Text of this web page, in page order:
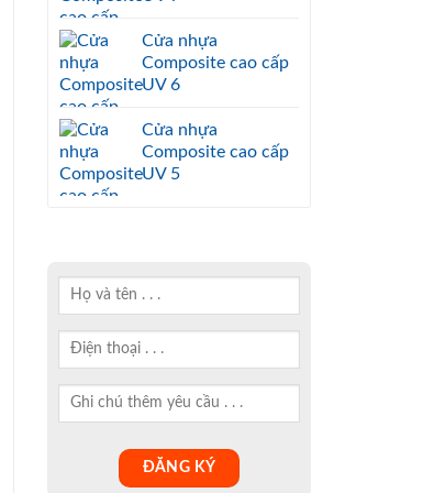
Cửa nhựa
Composite cao cấp
UV 6
Cửa nhựa
Composite cao cấp
UV 5